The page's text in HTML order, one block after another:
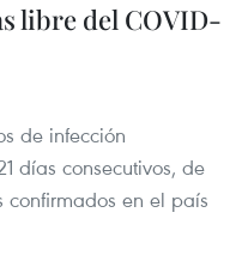
libre del COVID-
de infección
días consecutivos, de
en el país